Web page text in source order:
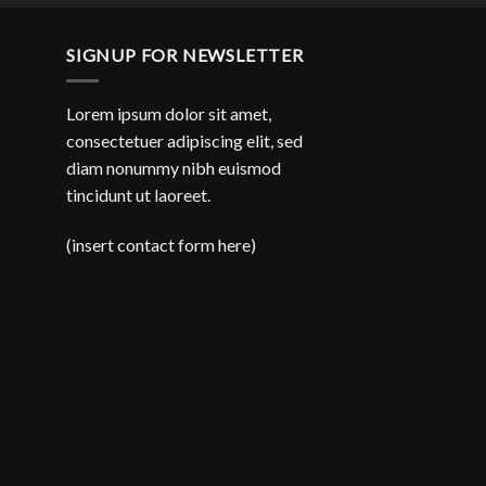
SIGNUP FOR NEWSLETTER
Lorem ipsum dolor sit amet,
consectetuer adipiscing elit, sed
diam nonummy nibh euismod
tincidunt ut laoreet.
(insert contact form here)